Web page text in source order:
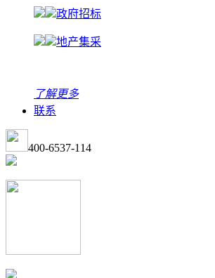
政府招标
地产集采
了解更多
联系
400-6537-114